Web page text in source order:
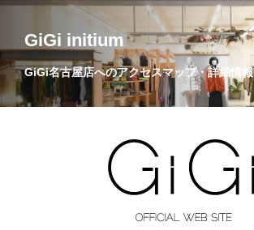
GiGi initium
GiGi名古屋店へのアクセスマップ・詳細情報